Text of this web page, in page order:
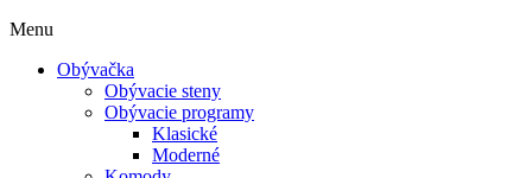
Menu
Obývačka
Obývacie steny
Obývacie programy
Klasické
Moderné